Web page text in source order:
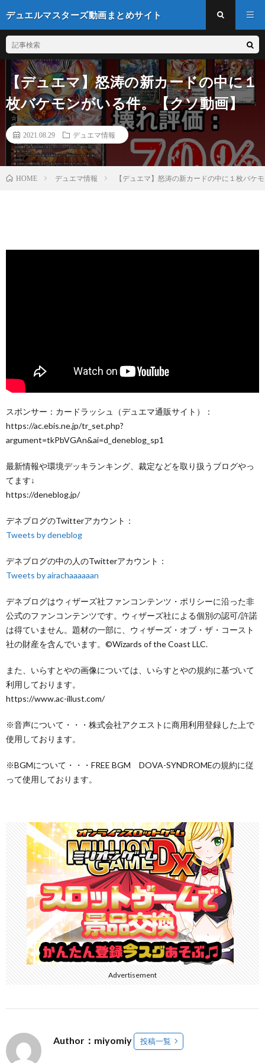
デュエルマスターズ動画まとめサイト
【デュエマ】怒涛の新カードの中に１
枚バケモンがいる件。【クソ動画】
2021.08.29 デュエマ情報
HOME デュエマ情報 【デュエマ】怒涛の新カードの中に１枚バケ
スポンサー：カードラッシュ（デュエマ通販サイト）：
https://ac.ebis.ne.jp/tr_set.php?
argument=tkPbVGAn&ai=d_deneblog_sp1
最新情報や環境デッキランキング、裁定などを取り扱うブログやっ
てます↓
https://deneblog.jp/
デネブログのTwitterアカウント：
Tweets by deneblog
デネブログの中の人のTwitterアカウント：
Tweets by airachaaaaaan
デネブログはウィザーズ社ファンコンテンツ・ポリシーに沿った非
公式のファンコンテンツです。ウィザーズ社による個別の認可/許諾
は得ていません。題材の一部に、ウィザーズ・オブ・ザ・コースト
社の財産を含んでいます。©Wizards of the Coast LLC.
また、いらすとやの画像については、いらすとやの規約に基づいて
利用しております。
https://www.ac-illust.com/
※音声について・・・株式会社アクエストに商用利用登録した上で
使用しております。
※BGMについて・・・FREE BGM DOVA-SYNDROMEの規約に従
って使用しております。
Advertisement
Author：miyomiy 投稿一覧